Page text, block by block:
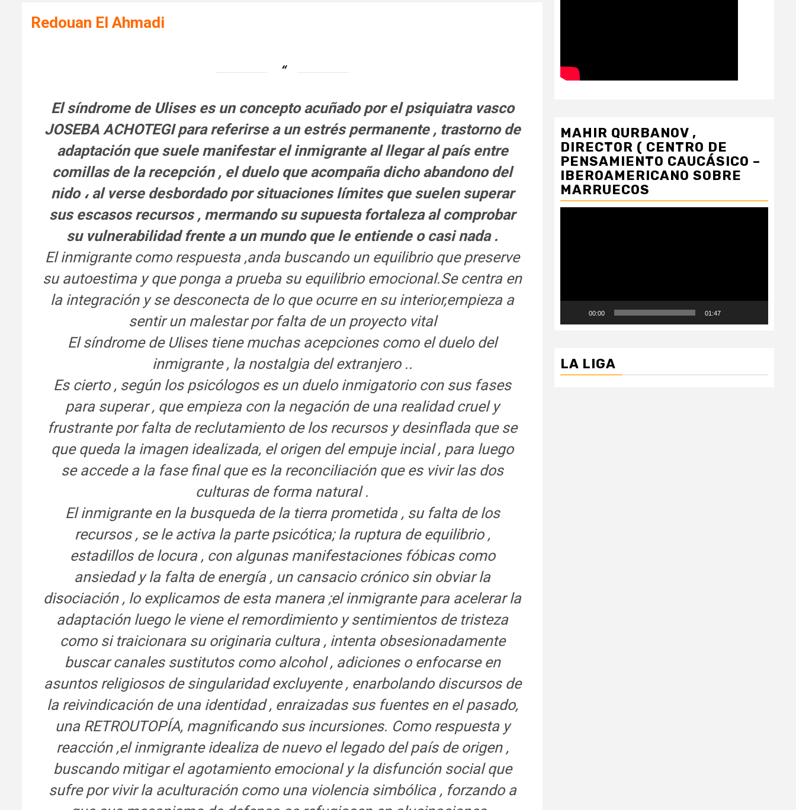
Redouan El Ahmadi
El síndrome de Ulises es un concepto acuñado por el psiquiatra vasco
JOSEBA ACHOTEGI para referirse a un estrés permanente , trastorno de
adaptación que suele manifestar el inmigrante al llegar al país entre
comillas de la recepción , el duelo que acompaña dicho abandono del
nido ، al verse desbordado por situaciones límites que suelen superar
sus escasos recursos , mermando su supuesta fortaleza al comprobar
su vulnerabilidad frente a un mundo que le entiende o casi nada .
El inmigrante como respuesta ,anda buscando un equilibrio que preserve
su autoestima y que ponga a prueba su equilibrio emocional.Se centra en
la integración y se desconecta de lo que ocurre en su interior,empieza a
sentir un malestar por falta de un proyecto vital
El síndrome de Ulises tiene muchas acepciones como el duelo del
inmigrante , la nostalgia del extranjero ..
Es cierto , según los psicólogos es un duelo inmigatorio con sus fases
para superar , que empieza con la negación de una realidad cruel y
frustrante por falta de reclutamiento de los recursos y desinflada que se
que queda la imagen idealizada, el origen del empuje incial , para luego
se accede a la fase final que es la reconciliación que es vivir las dos
culturas de forma natural .
El inmigrante en la busqueda de la tierra prometida , su falta de los
recursos , se le activa la parte psicótica; la ruptura de equilibrio ,
estadillos de locura , con algunas manifestaciones fóbicas como
ansiedad y la falta de energía , un cansacio crónico sin obviar la
disociación , lo explicamos de esta manera ;el inmigrante para acelerar la
adaptación luego le viene el remordimiento y sentimientos de tristeza
como si traicionara su originaria cultura , intenta obsesionadamente
buscar canales sustitutos como alcohol , adiciones o enfocarse en
asuntos religiosos de singularidad excluyente , enarbolando discursos de
la reivindicación de una identidad , enraizadas sus fuentes en el pasado,
una RETROUTOPÍA, magnificando sus incursiones. Como respuesta y
reacción ,el inmigrante idealiza de nuevo el legado del país de origen ,
buscando mitigar el agotamiento emocional y la disfunción social que
sufre por vivir la aculturación como una violencia simbólica , forzando a
MAHIR QURBANOV ,
DIRECTOR ( CENTRO DE
PENSAMIENTO CAUCÁSICO –
IBEROAMERICANO SOBRE
MARRUECOS
00:00 01:47
LA LIGA